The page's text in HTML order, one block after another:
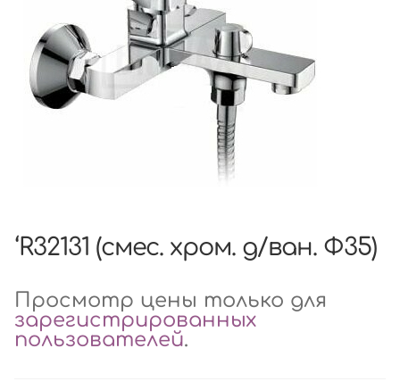
‘R32131 (смес. хром. д/ван. Ф35)
Просмотр цены только для
зарегистрированных
пользователей.